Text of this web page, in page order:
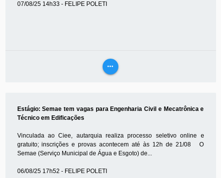
07/08/25 14h33 - FELIPE POLETI
more_horiz
Estágio: Semae tem vagas para Engenharia Civil e Mecatrônica e
Técnico em Edificações
Vinculada ao Ciee, autarquia realiza processo seletivo online e
gratuito; inscrições e provas acontecem até às 12h de 21/08 O
Semae (Serviço Municipal de Água e Esgoto) de...
06/08/25 17h52 - FELIPE POLETI